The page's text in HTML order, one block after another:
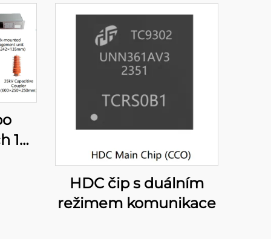
10
HDC čip s duálním
režimem komunikace